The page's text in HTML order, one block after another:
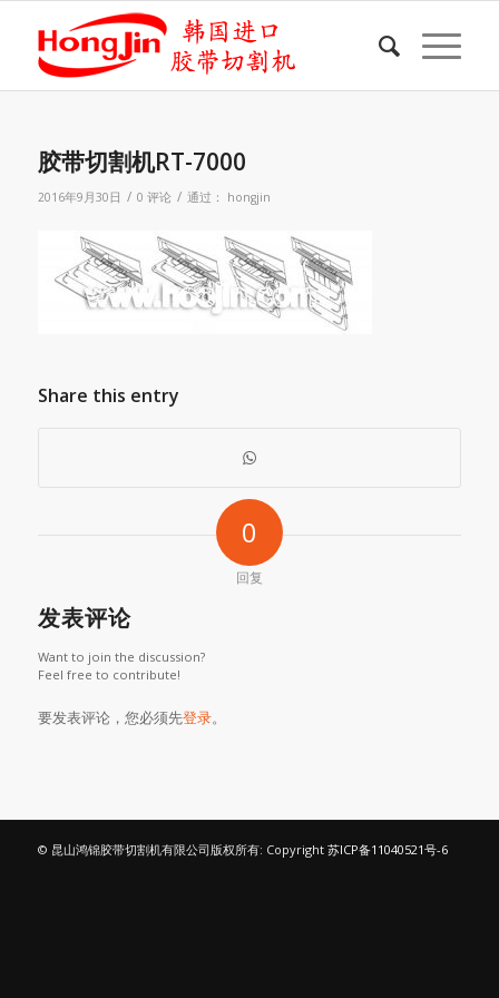
胶带切割机RT-7000
2016年9月30日 / 0 评论 / 通过： hongjin
Share this entry
0
回复
发表评论
Want to join the discussion?
Feel free to contribute!
要发表评论，您必须先登录。
© 昆山鸿锦胶带切割机有限公司版权所有: Copyright 苏ICP备11040521号-6